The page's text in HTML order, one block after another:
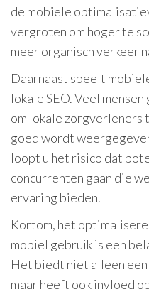
de mobiele
vergroten om hoger te
meer organisch verkeer
Daarnaast speelt
lokale SEO. Veel
om lokale zorgverleners
goed wordt
loopt u het risico dat
concurrenten gaan die
ervaring bieden.
Kortom, het
mobiel gebruik is een
Het biedt niet alleen
maar heeft ook invloed